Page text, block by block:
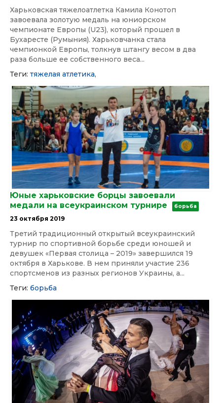
Харьковская тяжелоатлетка Камила Конотоп
завоевала золотую медаль на юниорском
чемпионате Европы (U23), который прошел в
Бухаресте (Румыния). Харьковчанка стала
чемпионкой Европы, толкнув штангу весом в два
раза больше ее собственного веса...
Теги: тяжелая атлетика,
Юные харьковские борцы завоевали
медали на всеукраинском турнире
борьба
23 октября 2019
Третий традиционный открытый всеукраинский
турнир по спортивной борьбе среди юношей и
девушек «Первая столица – 2019» завершился 19
октября в Харькове. В нем приняли участие 236
спортсменов из разных регионов Украины, а...
Теги: борьба